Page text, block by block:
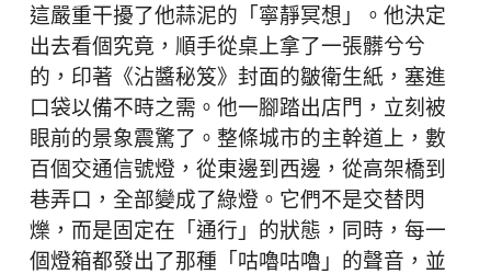
這嚴重干擾了他蒜泥的「寧靜冥想」。他決定
出去看個究竟，順手從桌上拿了一張髒兮兮
的，印著《沾醬秘笈》封面的皺衛生紙，塞進
口袋以備不時之需。他一腳踏出店門，立刻被
眼前的景象震驚了。整條城市的主幹道上，數
百個交通信號燈，從東邊到西邊，從高架橋到
巷弄口，全部變成了綠燈。它們不是交替閃
爍，而是固定在「通行」的狀態，同時，每一
個燈箱都發出了那種「咕嚕咕嚕」的聲音，並